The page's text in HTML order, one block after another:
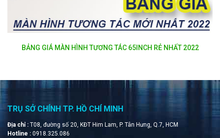
REVIEW LOA HỘI NGHỊ BLUETOOTH MAXHUB BM21
TRỤ SỞ CHÍNH TP. HỒ CHÍ MINH
Địa chỉ : T08, đường số 20, KĐT Him Lam, P. Tân Hưng, Q.7, HCM
Hotline : 0918.325.086